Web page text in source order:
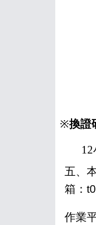
※換證
12
五、
箱：
作業